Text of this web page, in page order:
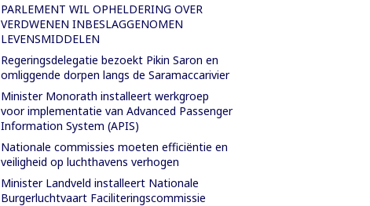
PARLEMENT WIL OPHELDERING OVER
VERDWENEN INBESLAGGENOMEN
LEVENSMIDDELEN
Regeringsdelegatie bezoekt Pikin Saron en
omliggende dorpen langs de Saramaccarivier
Minister Monorath installeert werkgroep
voor implementatie van Advanced Passenger
Information System (APIS)
Nationale commissies moeten efficiëntie en
veiligheid op luchthavens verhogen
Minister Landveld installeert Nationale
Burgerluchtvaart Faciliteringscommissie